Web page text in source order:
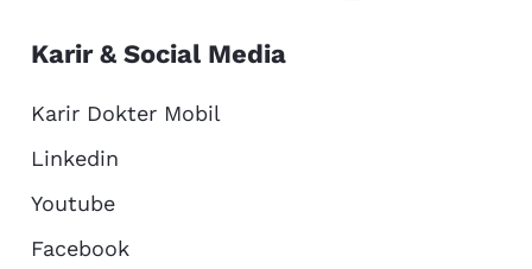
Karir & Social Media
Karir Dokter Mobil
Linkedin
Youtube
Facebook